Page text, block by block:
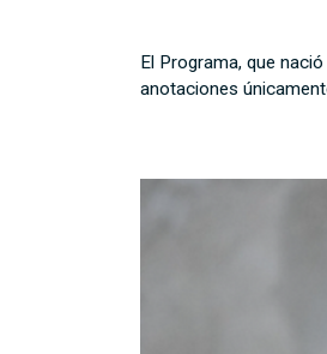
El Programa, que
anotaciones